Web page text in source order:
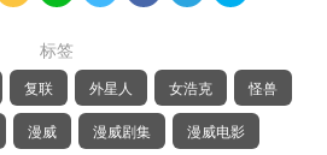
标签
复联 外星人 女浩克 怪兽
漫威 漫威剧集 漫威电影